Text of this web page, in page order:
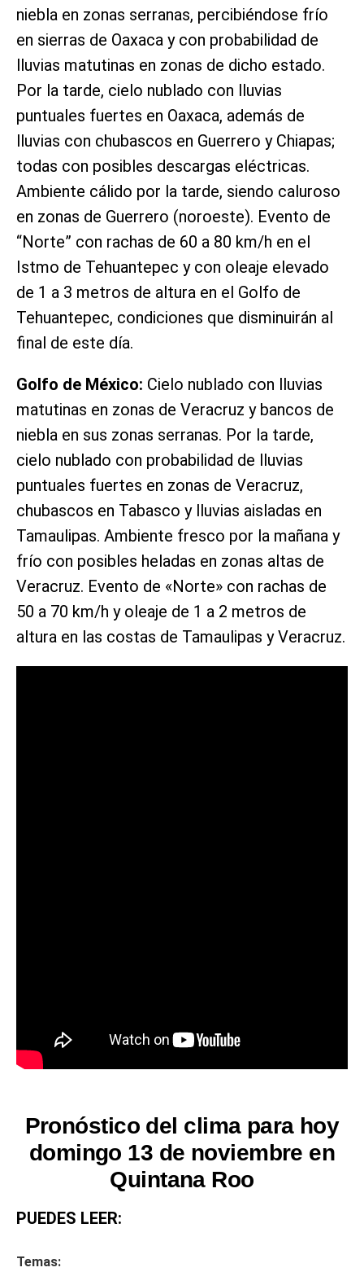
niebla en zonas serranas, percibiéndose frío
en sierras de Oaxaca y con probabilidad de
lluvias matutinas en zonas de dicho estado.
Por la tarde, cielo nublado con lluvias
puntuales fuertes en Oaxaca, además de
lluvias con chubascos en Guerrero y Chiapas;
todas con posibles descargas eléctricas.
Ambiente cálido por la tarde, siendo caluroso
en zonas de Guerrero (noroeste). Evento de
“Norte” con rachas de 60 a 80 km/h en el
Istmo de Tehuantepec y con oleaje elevado
de 1 a 3 metros de altura en el Golfo de
Tehuantepec, condiciones que disminuirán al
final de este día.
Golfo de México: Cielo nublado con lluvias
matutinas en zonas de Veracruz y bancos de
niebla en sus zonas serranas. Por la tarde,
cielo nublado con probabilidad de lluvias
puntuales fuertes en zonas de Veracruz,
chubascos en Tabasco y lluvias aisladas en
Tamaulipas. Ambiente fresco por la mañana y
frío con posibles heladas en zonas altas de
Veracruz. Evento de «Norte» con rachas de
50 a 70 km/h y oleaje de 1 a 2 metros de
altura en las costas de Tamaulipas y Veracruz.
Pronóstico del clima para hoy
domingo 13 de noviembre en
Quintana Roo
PUEDES LEER:
Temas: